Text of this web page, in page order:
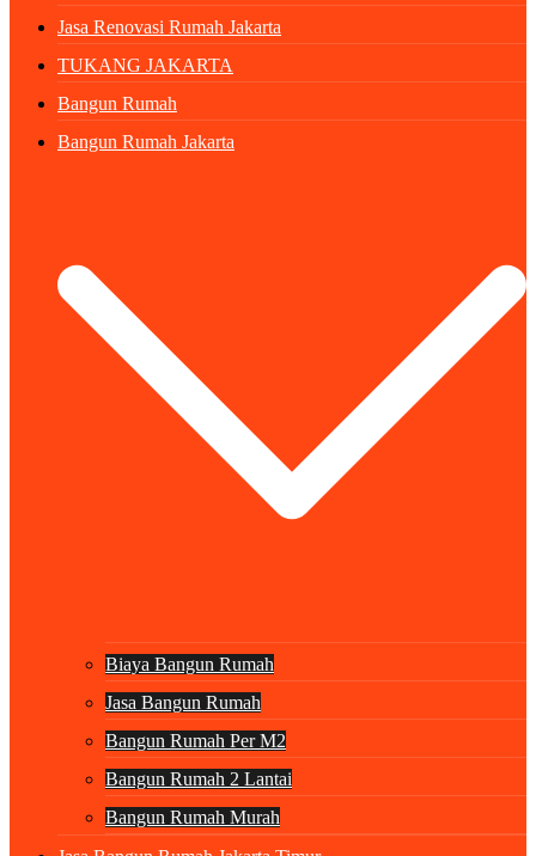
Jasa Renovasi Rumah Jakarta
TUKANG JAKARTA
Bangun Rumah
Bangun Rumah Jakarta
Biaya Bangun Rumah
Jasa Bangun Rumah
Bangun Rumah Per M2
Bangun Rumah 2 Lantai
Bangun Rumah Murah